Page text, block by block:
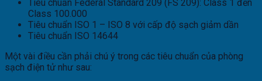
Tiêu chuẩn Federal Standard 209 (FS 209): Class 1 đến
Class 100.000
Tiêu chuẩn ISO 1 – ISO 8 với cấp độ sạch giảm dần
Tiêu chuẩn ISO 14644
Một vài điều cần phải chú ý trong các tiêu chuẩn của phòng
sạch điện tử như sau: